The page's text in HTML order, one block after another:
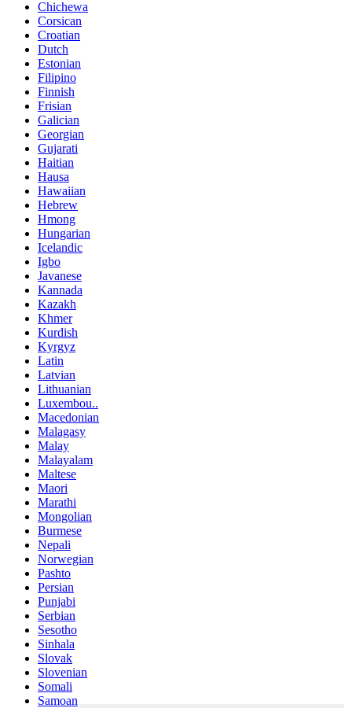
Chichewa
Corsican
Croatian
Dutch
Estonian
Filipino
Finnish
Frisian
Galician
Georgian
Gujarati
Haitian
Hausa
Hawaiian
Hebrew
Hmong
Hungarian
Icelandic
Igbo
Javanese
Kannada
Kazakh
Khmer
Kurdish
Kyrgyz
Latin
Latvian
Lithuanian
Luxembou..
Macedonian
Malagasy
Malay
Malayalam
Maltese
Maori
Marathi
Mongolian
Burmese
Nepali
Norwegian
Pashto
Persian
Punjabi
Serbian
Sesotho
Sinhala
Slovak
Slovenian
Somali
Samoan